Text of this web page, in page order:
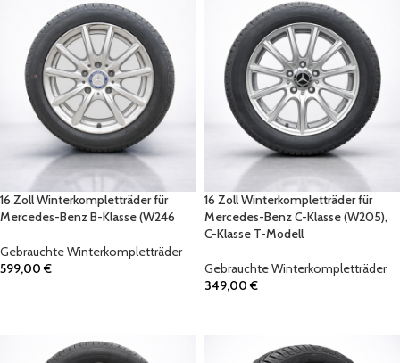
16 Zoll Winterkompletträder für
Mercedes-Benz B-Klasse (W246
Gebrauchte Winterkompletträder
599,00€
16 Zoll Winterkompletträder für
Mercedes-Benz C-Klasse (W205),
C-Klasse T-Modell
Gebrauchte Winterkompletträder
349,00€